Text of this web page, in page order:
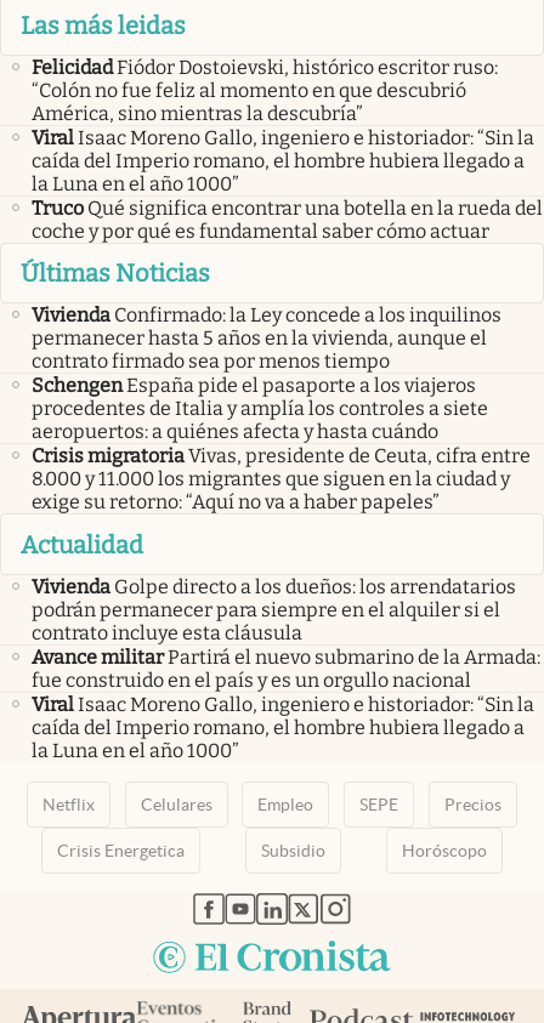
Las más leidas
FelicidadFiódor Dostoievski, histórico escritor ruso:
“Colón no fue feliz al momento en que descubrió
América, sino mientras la descubría”
ViralIsaac Moreno Gallo, ingeniero e historiador: “Sin la
caída del Imperio romano, el hombre hubiera llegado a
la Luna en el año 1000”
Truco Qué significa encontrar una botella en la rueda del
coche y por qué es fundamental saber cómo actuar
Últimas Noticias
Vivienda Confirmado: la Ley concede a los inquilinos
permanecer hasta 5 años en la vivienda, aunque el
contrato firmado sea por menos tiempo
SchengenEspaña pide el pasaporte a los viajeros
procedentes de Italia y amplía los controles a siete
aeropuertos: a quiénes afecta y hasta cuándo
Crisis migratoriaVivas, presidente de Ceuta, cifra entre
8.000 y 11.000 los migrantes que siguen en la ciudad y
exige su retorno: “Aquí no va a haber papeles”
Actualidad
Vivienda Golpe directo a los dueños: los arrendatarios
podrán permanecer para siempre en el alquiler si el
contrato incluye esta cláusula
Avance militarPartirá el nuevo submarino de la Armada:
fue construido en el país y es un orgullo nacional
ViralIsaac Moreno Gallo, ingeniero e historiador: “Sin la
caída del Imperio romano, el hombre hubiera llegado a
la Luna en el año 1000”
Netflix Celulares Empleo SEPE Precios
Crisis Energetica Subsidio Horóscopo
abre en nueva pestaña
abre en nueva pestaña
abre en nueva pestaña
abre en nueva pestaña
abre en nueva pestaña